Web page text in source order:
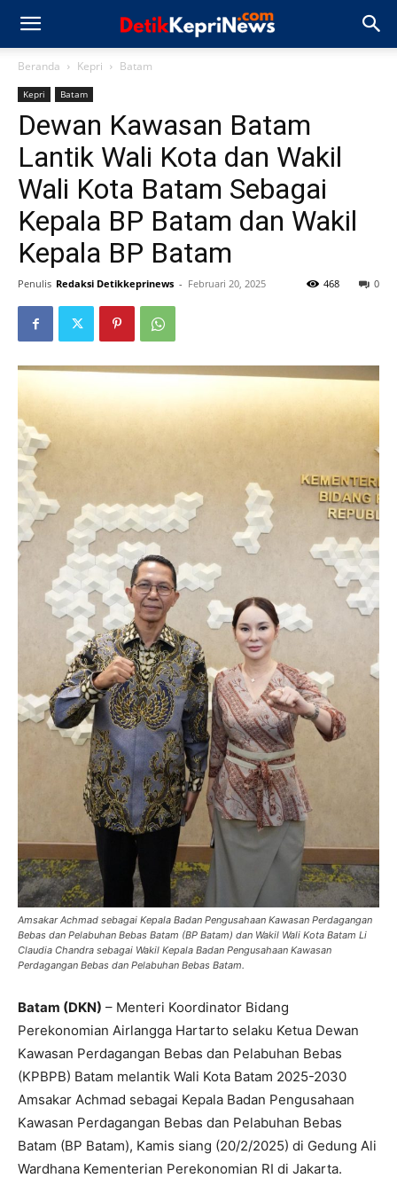
Beranda Kepri Batam
Kepri Batam
Dewan Kawasan Batam
Lantik Wali Kota dan Wakil
Wali Kota Batam Sebagai
Kepala BP Batam dan Wakil
Kepala BP Batam
Penulis Redaksi Detikkeprinews - Februari 20, 2025 0
468
Amsakar Achmad sebagai Kepala Badan Pengusahaan Kawasan Perdagangan
Bebas dan Pelabuhan Bebas Batam (BP Batam) dan Wakil Wali Kota Batam Li
Claudia Chandra sebagai Wakil Kepala Badan Pengusahaan Kawasan
Perdagangan Bebas dan Pelabuhan Bebas Batam.
Batam (DKN) – Menteri Koordinator Bidang
Perekonomian Airlangga Hartarto selaku Ketua Dewan
Kawasan Perdagangan Bebas dan Pelabuhan Bebas
(KPBPB) Batam melantik Wali Kota Batam 2025-2030
Amsakar Achmad sebagai Kepala Badan Pengusahaan
Kawasan Perdagangan Bebas dan Pelabuhan Bebas
Batam (BP Batam), Kamis siang (20/2/2025) di Gedung Ali
Wardhana Kementerian Perekonomian RI di Jakarta.